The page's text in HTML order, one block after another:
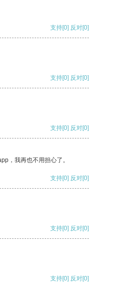
支持[0] 反对[0]
支持[0] 反对[0]
支持[0] 反对[0]
，我再也不用担心了。
支持[0] 反对[0]
支持[0] 反对[0]
支持[0] 反对[0]